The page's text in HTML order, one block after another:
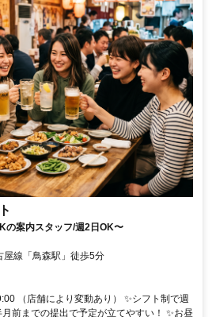
の案内スタッフ/週2日OK〜
屋線「鳥森駅」徒歩5分
（店舗により変動あり） ✨シフト制で週
前までの提出で予定が立てやすい！ ✨お昼